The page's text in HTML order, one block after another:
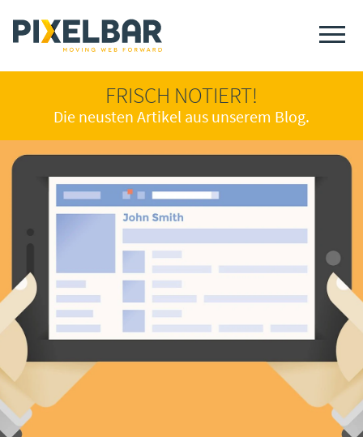
FRISCH NOTIERT!
Die neusten Artikel aus unserem Blog.